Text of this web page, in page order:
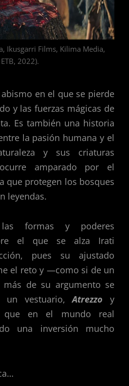
Ikusgarri Films, Kilima Media,
ETB, 2022).
en el que se pierde
y las fuerzas mágicas de
Es también una historia
la pasión humana y el
y sus criaturas
amparado por el
que protegen los bosques
leyendas.
formas y poderes
el que se alza Irati
pues su ajustado
el reto y —como si de un
más de su argumento se
un vestuario,Atrezzo y
que en el mundo real
una inversión mucho